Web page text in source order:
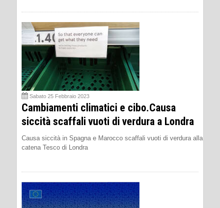
Sabato 25 Febbraio 2023
Cambiamenti climatici e cibo.Causa
siccità scaffali vuoti di verdura a Londra
Causa siccità in Spagna e Marocco scaffali vuoti di verdura alla
catena Tesco di Londra